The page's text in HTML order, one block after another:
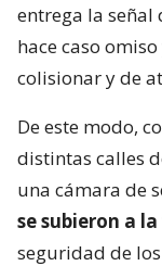
entrega la señal
hace caso
colisionar y de
De este modo,
distintas calles
una cámara de
se subieron a
seguridad de